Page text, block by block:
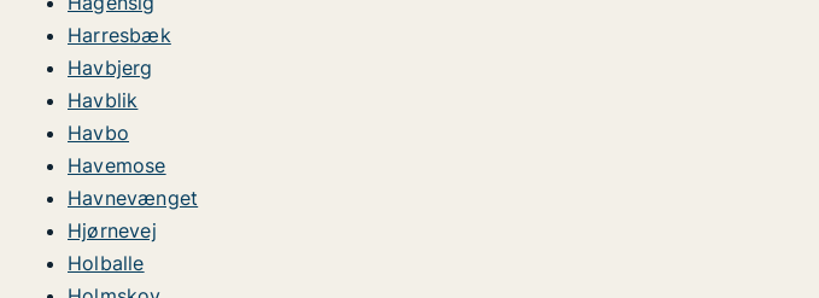
Harresbæk
Havbjerg
Havblik
Havbo
Havemose
Havnevænget
Hjørnevej
Holballe